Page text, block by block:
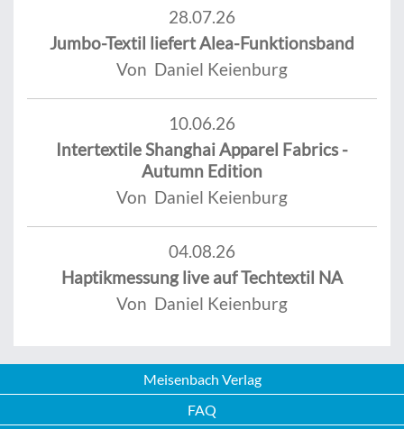
28.07.26
Jumbo-Textil liefert Alea-Funktionsband
Von Daniel Keienburg
10.06.26
Intertextile Shanghai Apparel Fabrics -
Autumn Edition
Von Daniel Keienburg
04.08.26
Haptikmessung live auf Techtextil NA
Von Daniel Keienburg
Meisenbach Verlag
FAQ